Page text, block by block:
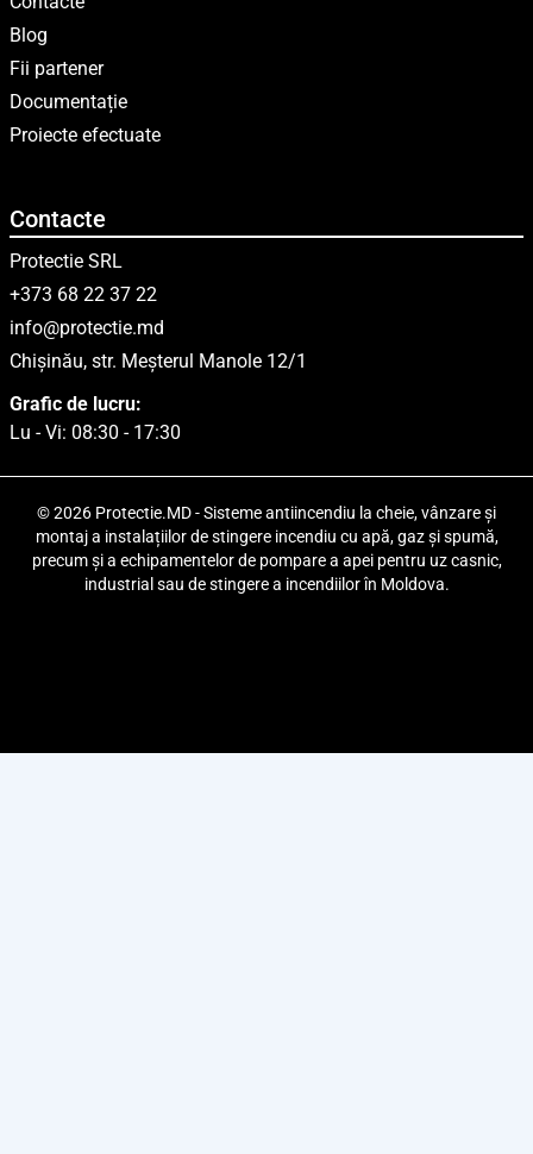
Blog
Fii partener
Documentație
Proiecte efectuate
Contacte
Protectie SRL
+373 68 22 37 22
info@protectie.md
Chișinău, str. Meșterul Manole 12/1
Grafic de lucru:
Lu - Vi: 08:30 - 17:30
© 2026 Protectie.MD - Sisteme antiincendiu la cheie, vânzare și
montaj a instalațiilor de stingere incendiu cu apă, gaz și spumă,
precum și a echipamentelor de pompare a apei pentru uz casnic,
industrial sau de stingere a incendiilor în Moldova.